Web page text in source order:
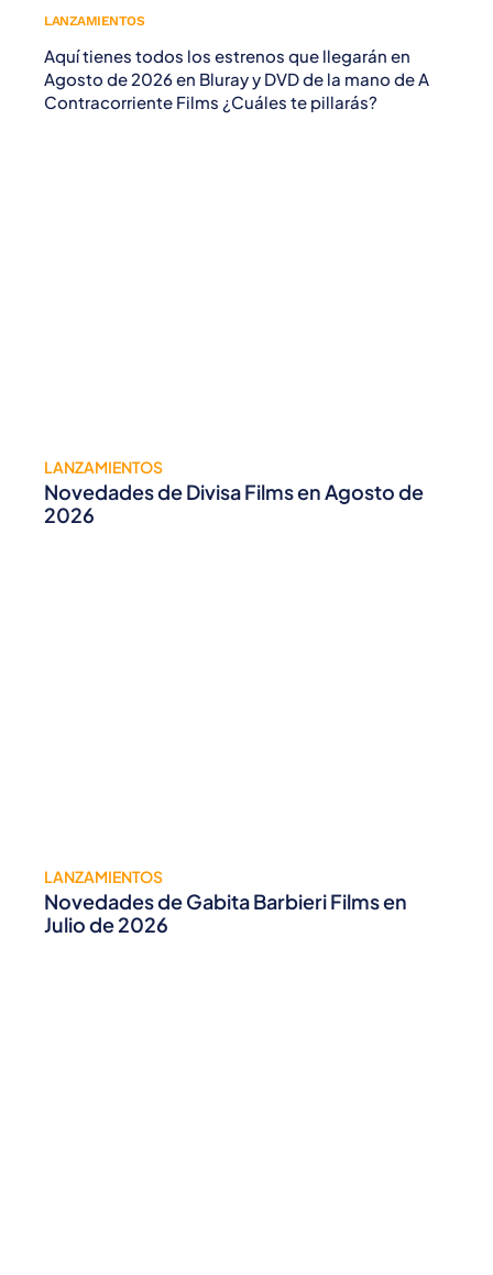
LANZAMIENTOS
Aquí tienes todos los estrenos que llegarán en
Agosto de 2026 en Bluray y DVD de la mano de A
Contracorriente Films ¿Cuáles te pillarás?
LANZAMIENTOS
Novedades de Divisa Films en Agosto de
2026
LANZAMIENTOS
Novedades de Gabita Barbieri Films en
Julio de 2026